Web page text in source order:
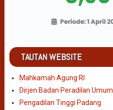
TAUTAN WEBSITE
Mahkamah Agung RI
Dirjen Badan Peradilan Umum
Pengadilan Tinggi Padang